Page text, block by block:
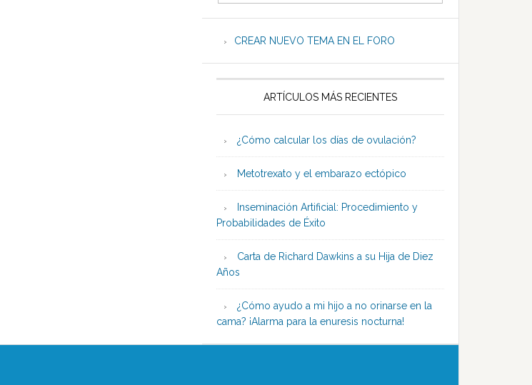
CREAR NUEVO TEMA EN EL FORO
ARTÍCULOS MÁS RECIENTES
¿Cómo calcular los días de ovulación?
Metotrexato y el embarazo ectópico
Inseminación Artificial: Procedimiento y
Probabilidades de Éxito
Carta de Richard Dawkins a su Hija de Diez
Años
¿Cómo ayudo a mi hijo a no orinarse en la
cama? ¡Alarma para la enuresis nocturna!